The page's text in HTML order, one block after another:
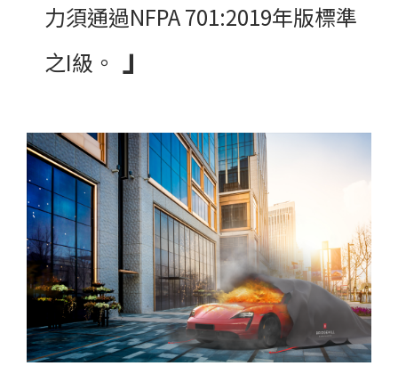
力須通過NFPA 701:2019年版標準
之I級。 」